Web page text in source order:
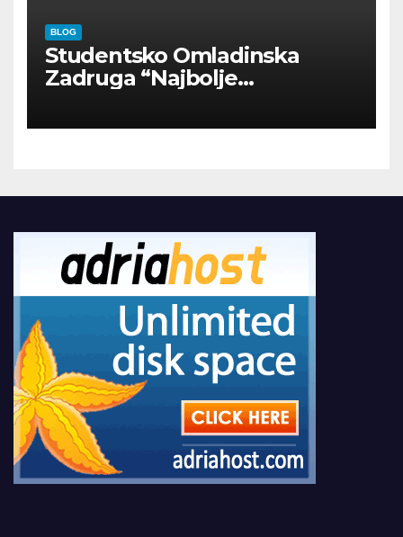
BLOG
Studentsko Omladinska
Zadruga “Najbolje